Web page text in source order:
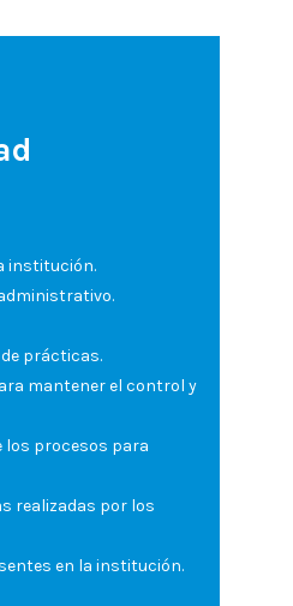
institución.
prácticas.
mantener el control y
los procesos para
realizadas por los
en la institución.